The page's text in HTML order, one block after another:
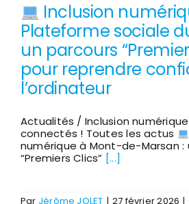
Inclusion
Plateforme sociale
un parcours
pour reprendre
l’ordinateur
Actualités / Inclusion
connectés ! Toutes les actus
numérique à Mont-de-Marsan :
“Premiers Clics” [...]
Par Jérôme JOLET | 27 février 2026 |